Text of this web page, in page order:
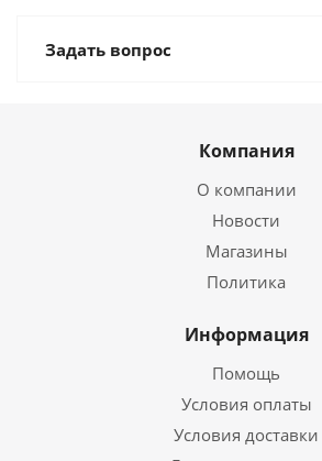
Задать вопрос
Компания
О компании
Новости
Магазины
Политика
Информация
Помощь
Условия оплаты
Условия доставки